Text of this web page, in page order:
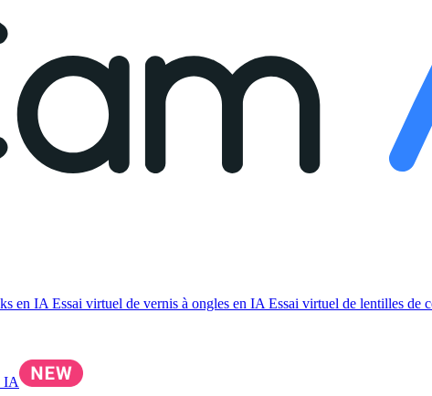
en IA Essai virtuel de vernis à ongles en IA Essai virtuel de lentilles de
IA